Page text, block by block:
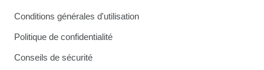
Conditions générales d'utilisation
Politique de confidentialité
Conseils de sécurité